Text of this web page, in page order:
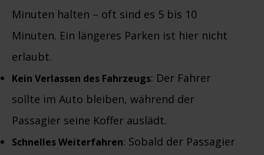
Minuten halten – oft sind es 5 bis 10
Minuten. Ein längeres Parken ist hier nicht
erlaubt.
Kein Verlassen des Fahrzeugs: Der Fahrer
sollte im Auto bleiben, während der
Passagier seine Koffer auslädt.
Schnelles Weiterfahren: Sobald der Passagier